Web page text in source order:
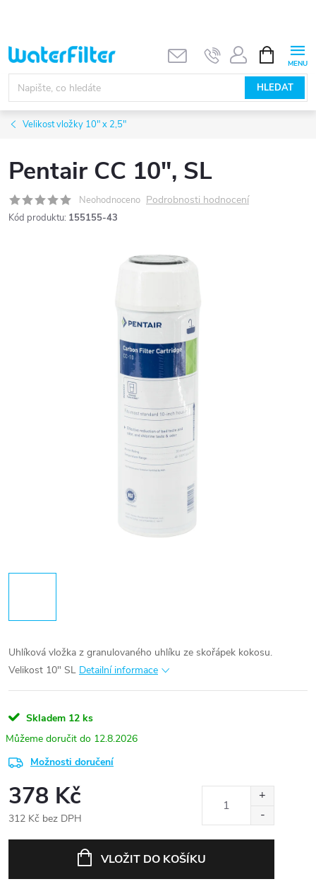
obsah
HLEDAT
NÁKUPNÍ
KOŠÍK
Velikost vložky 10" x 2,5"
Pentair CC 10", SL
Neohodnoceno Podrobnosti hodnocení
Kód produktu: 155155-43
Uhlíková vložka z granulovaného uhlíku ze skořápek kokosu.
Velikost 10" SL Detailní informace
Skladem 12 ks
12.8.2026
Možnosti doručení
378 Kč
312 Kč bez DPH
VLOŽIT DO KOŠÍKU